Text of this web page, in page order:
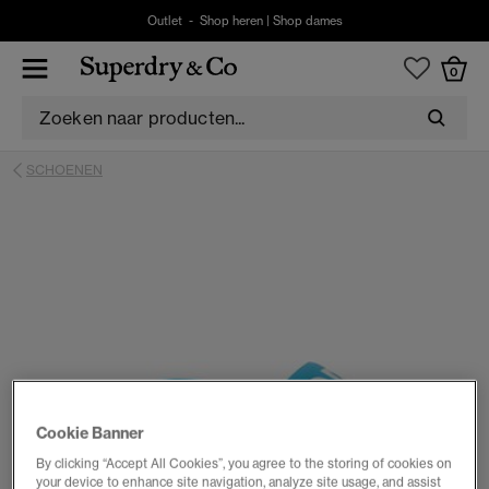
Outlet - Shop heren| Shop dames
0
SCHOENEN
Cookie Banner
By clicking “Accept All Cookies”, you agree to the storing of cookies on
your device to enhance site navigation, analyze site usage, and assist